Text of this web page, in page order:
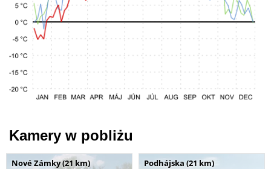
Kamery w pobliżu
Nové Zámky (21 km) Podhájska (21 km)